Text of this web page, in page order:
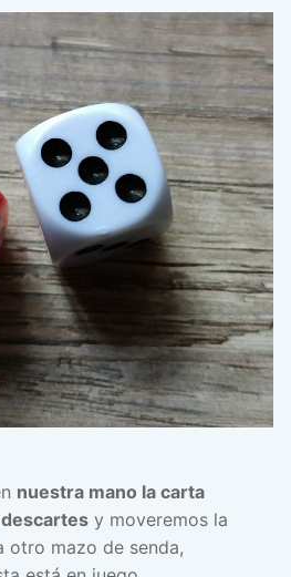
nuestra mano la carta
y moveremos la
otro mazo de senda,